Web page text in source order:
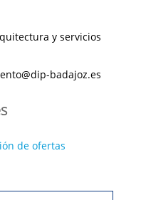
y servicios
badajoz.es
de ofertas